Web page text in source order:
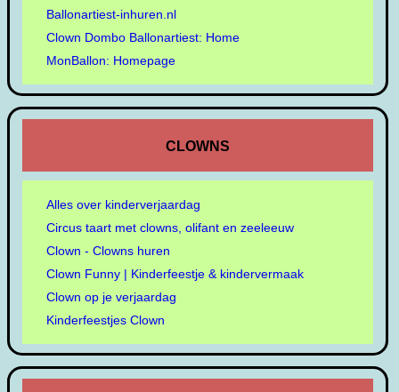
Ballonartiest-inhuren.nl
Clown Dombo Ballonartiest: Home
MonBallon: Homepage
CLOWNS
Alles over kinderverjaardag
Circus taart met clowns, olifant en zeeleeuw
Clown - Clowns huren
Clown Funny | Kinderfeestje & kindervermaak
Clown op je verjaardag
Kinderfeestjes Clown